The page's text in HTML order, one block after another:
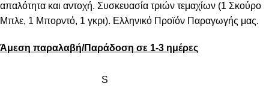
απαλότητα και αντοχή. Συσκευασία τριών τεμαχίων (1 Σκούρο
Μπλε, 1 Μπορντό, 1 γκρι). Ελληνικό Προϊόν Παραγωγής μας.
Άμεση παραλαβή/Παράδοση σε 1-3 ημέρες
S